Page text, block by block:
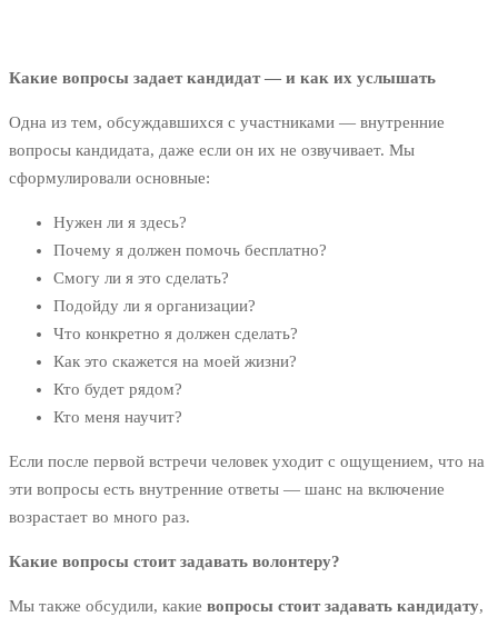
Какие вопросы задает кандидат — и как их услышать
Одна из тем, обсуждавшихся с участниками — внутренние
вопросы кандидата, даже если он их не озвучивает. Мы
сформулировали основные:
Нужен ли я здесь?
Почему я должен помочь бесплатно?
Смогу ли я это сделать?
Подойду ли я организации?
Что конкретно я должен сделать?
Как это скажется на моей жизни?
Кто будет рядом?
Кто меня научит?
Если после первой встречи человек уходит с ощущением, что на
эти вопросы есть внутренние ответы — шанс на включение
возрастает во много раз.
Какие вопросы стоит задавать волонтеру?
Мы также обсудили, какие вопросы стоит задавать кандидату,